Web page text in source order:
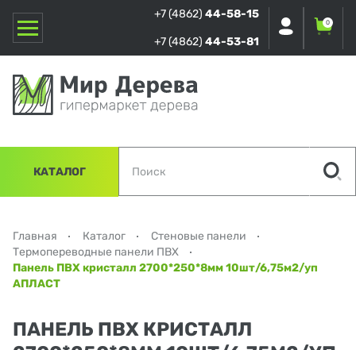
+7 (4862) 44-58-15
+7 (4862) 44-53-81
0
КАТАЛОГ
Главная Каталог
Стеновые панели
Термопереводные панели ПВХ
Панель ПВХ кристалл 2700*250*8мм 10шт/6,75м2/уп
АПЛАСТ
ПАНЕЛЬ ПВХ КРИСТАЛЛ